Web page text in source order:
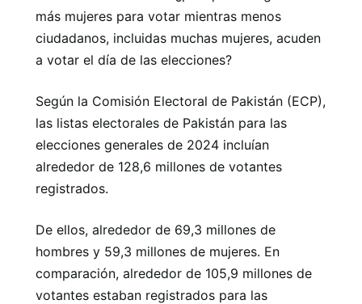
más mujeres para votar mientras menos
ciudadanos, incluidas muchas mujeres, acuden
a votar el día de las elecciones?
Según la Comisión Electoral de Pakistán (ECP),
las listas electorales de Pakistán para las
elecciones generales de 2024 incluían
alrededor de 128,6 millones de votantes
registrados.
De ellos, alrededor de 69,3 millones de
hombres y 59,3 millones de mujeres. En
comparación, alrededor de 105,9 millones de
votantes estaban registrados para las